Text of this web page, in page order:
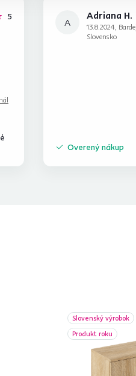
5hviezdičiek
A
Adriana H.
13.8.2024,
Slovensko
Overený nákup
Slovenský výrobok
Produkt roku